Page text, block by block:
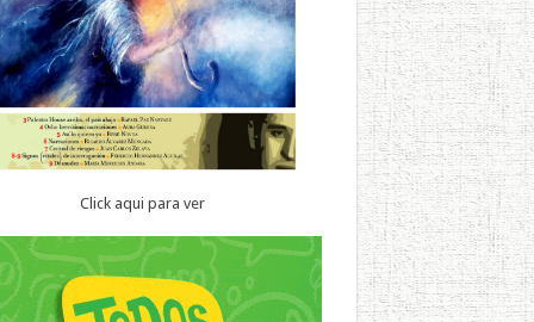
Click aqui para ver